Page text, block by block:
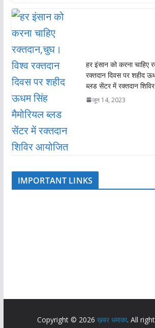
हर इंसान को करना चाहिए
रक्तदान दिवस पर शहीद
ब्लड सेंटर में रक्तदान
जून 14, 2023
IMPORTANT LINKS
Copyright © 2026 ख़बर धमाका. All